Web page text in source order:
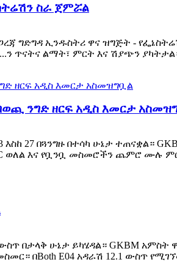
ስራ ጀምሯል
ግድግዳ ኢንዱስትሪ ዋና ዝግጅት -
ጥናትና ልማት፣ ምርት እና ሽያጭን
ንግድ ዘርፍ አዲስ እመርታ
27 በጓንግዙ በተሳካ ሁኔታ ተጠናቋል።
ወለል እና የቧንቧ መስመሮችን ጨምሮ ሙሉ
በታላቅ ሁኔታ ይካሄዳል። GKBM
በBoth E04 አዳራሽ 12.1 ውስጥ